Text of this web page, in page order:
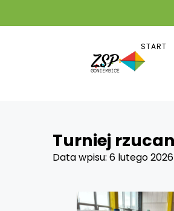
START
Turniej
Data wpisu:6 lutego 2026